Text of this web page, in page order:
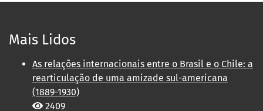
Mais Lidos
As relações internacionais entre o Brasil e o Chile: a
rearticulação de uma amizade sul-americana
(1889-1930)
2409